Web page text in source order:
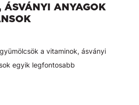
ANYAGOK
a vitaminok, ásványi
egyik legfontosabb